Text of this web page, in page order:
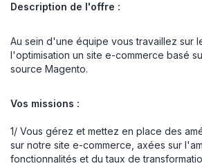
Description de l'offre :
Au sein d'une équipe vous travaillez sur
l'optimisation un site e-commerce basé
source Magento.
Vos missions :
1/ Vous gérez et mettez en place des
sur notre site e-commerce, axées sur
fonctionnalités et du taux de